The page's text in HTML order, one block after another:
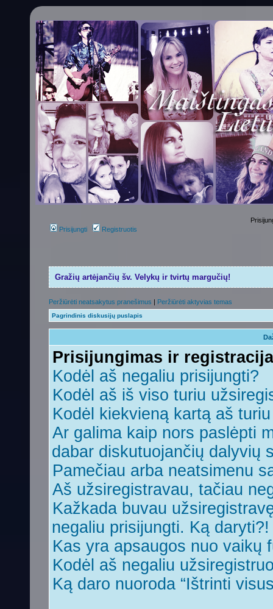
Prisijungti Registruotis
Gražių artėjančių šv. Velykų ir tvirtų margučių!
Peržiūrėti neatsakytus pranešimus | Peržiūrėti aktyvias temas
Pagrindinis diskusijų puslapis
Prisijungimas ir registracija
Kodėl aš negaliu prisijungti?
Kodėl aš iš viso turiu
Kodėl kiekvieną kartą aš
Ar galima kaip nors paslėpti
dabar diskutuojančių dalyvių
Pamečiau arba neatsimenu
Aš užsiregistravau, tačiau
Kažkada buvau
negaliu prisijungti. Ką daryti?!
Kas yra apsaugos nuo vaikų
Kodėl aš negaliu
Ką daro nuoroda “Ištrinti